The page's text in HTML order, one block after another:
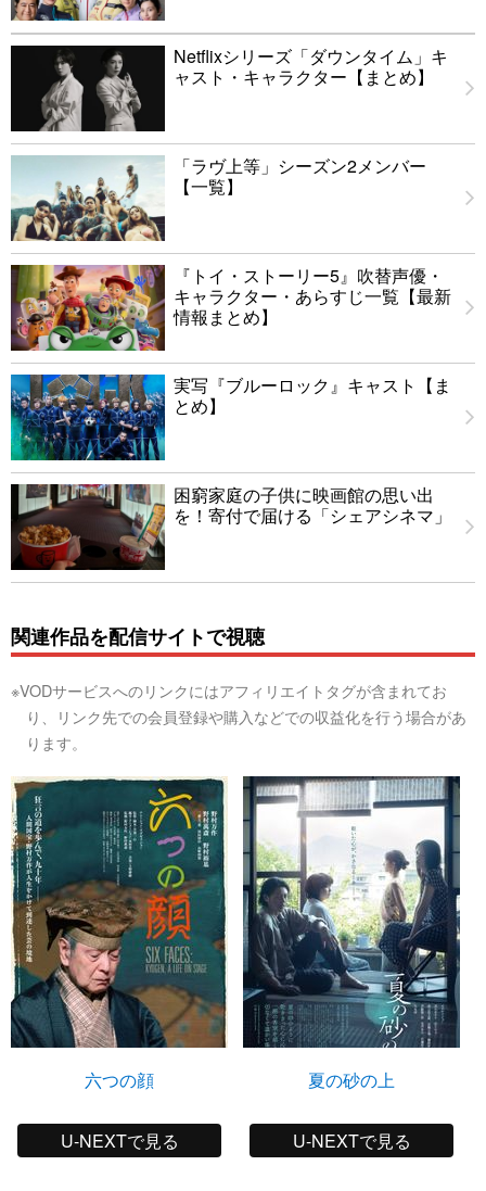
Netflixシリーズ「ダウンタイム」キ
ャスト・キャラクター【まとめ】
「ラヴ上等」シーズン2メンバー
【一覧】
『トイ・ストーリー5』吹替声優・
キャラクター・あらすじ一覧【最新
情報まとめ】
実写『ブルーロック』キャスト【ま
とめ】
困窮家庭の子供に映画館の思い出
を！寄付で届ける「シェアシネマ」
関連作品を配信サイトで視聴
※VODサービスへのリンクにはアフィリエイトタグが含まれてお
り、リンク先での会員登録や購入などでの収益化を行う場合があ
ります。
六つの顔
U-NEXTで見る
夏の砂の上
U-NEXTで見る